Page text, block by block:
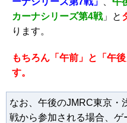
カーナシリーズ第4戦」と
ります。
もちろん「午前」と「午
す。
なお、午後のJMRC東京・
戦から参加される場合、